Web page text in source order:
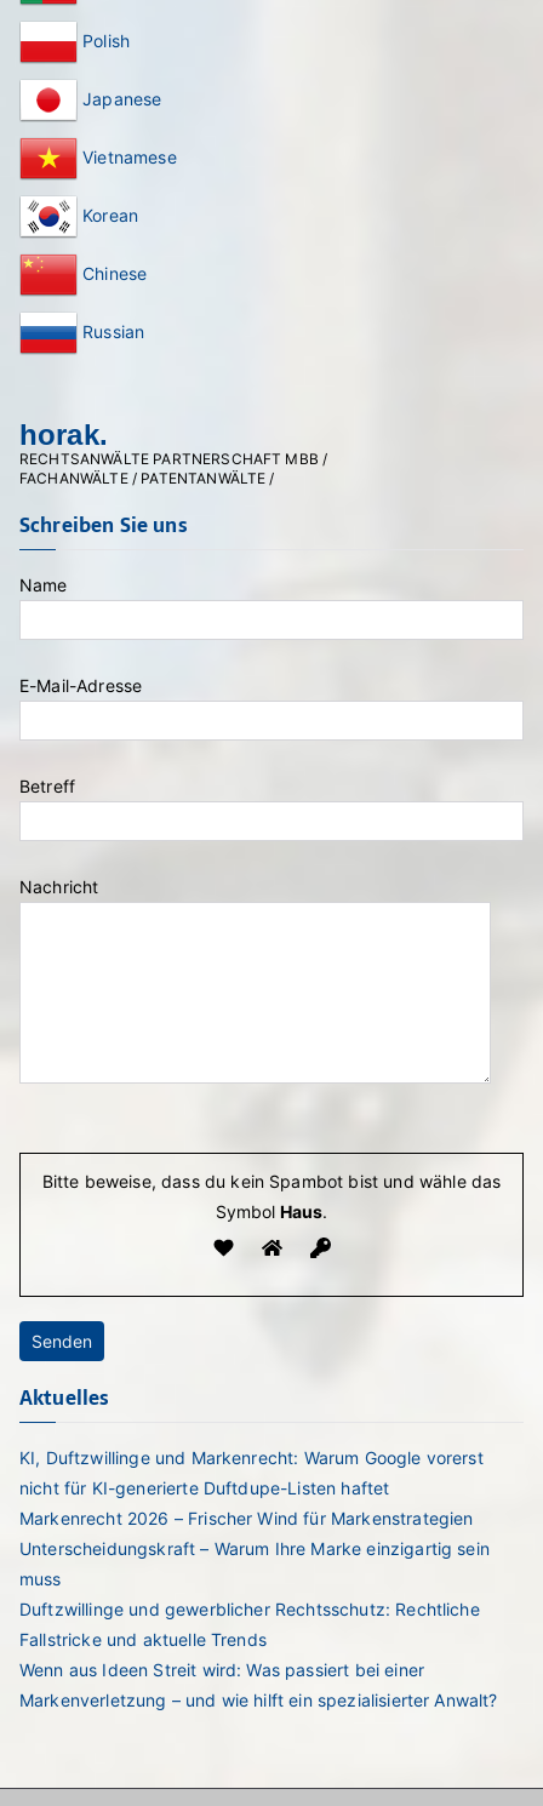
Polish
Japanese
Vietnamese
Korean
Chinese
Russian
horak.
RECHTSANWÄLTE PARTNERSCHAFT MBB /
FACHANWÄLTE / PATENTANWÄLTE /
Schreiben Sie uns
Name
Bitte lasse dieses Feld leer.
E-Mail-Adresse
Betreff
Nachricht
Bitte beweise, dass du kein Spambot bist und wähle das
Symbol Haus.
Aktuelles
KI, Duftzwillinge und Markenrecht: Warum Google vorerst
nicht für KI-generierte Duftdupe-Listen haftet
Markenrecht 2026 – Frischer Wind für Markenstrategien
Unterscheidungskraft – Warum Ihre Marke einzigartig sein
muss
Duftzwillinge und gewerblicher Rechtsschutz: Rechtliche
Fallstricke und aktuelle Trends
Wenn aus Ideen Streit wird: Was passiert bei einer
Markenverletzung – und wie hilft ein spezialisierter Anwalt?